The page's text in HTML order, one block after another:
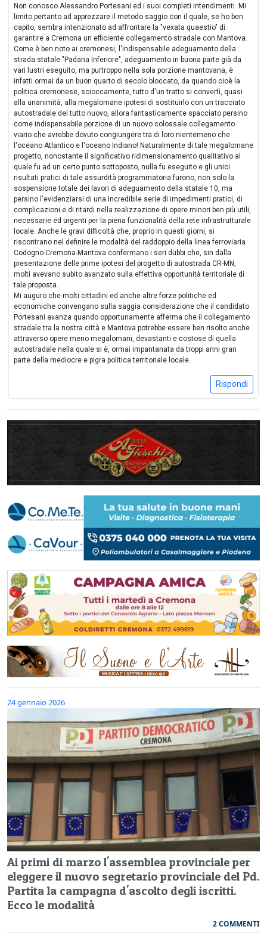
Non conosco Alessandro Portesani ed i suoi completi intendimenti. Mi
limito pertanto ad apprezzare il metodo saggio con il quale, se ho ben
capito, sembra intenzionato ad affrontare la "vexata quaestio" di
garantire a Cremona un efficiente collegamento stradale con Mantova.
Come è ben noto ai cremonesi, l'indispensabile adeguamento della
strada statale "Padana Inferiore", adeguamento in buona parte già da
vari lustri eseguito, ma purtroppo nella sola porzione mantovana, è
infatti ormai da un buon quarto di secolo bloccato, da quando cioè la
politica cremonese, scioccamente, tutto d'un tratto si convertì, quasi
alla unanimità, alla megalomane ipotesi di sostituirlo con un tracciato
autostradale del tutto nuovo, allora fantasticamente spacciato persino
come indispensabile porzione di un nuovo colossale collegamento
viario che avrebbe dovuto congiungere tra di loro nientemeno che
l'oceano Atlantico e l'oceano Indiano! Naturalmente di tale megalomane
progetto, nonostante il significativo ridimensionamento qualitativo al
quale fu ad un certo punto sottoposto, nulla fu eseguito e gli unici
risultati pratici di tale assurdità programmatoria furono, non solo la
sospensione totale dei lavori di adeguamento della statale 10, ma
persino l'evidenziarsi di una incredibile serie di impedimenti pratici, di
complicazioni e di ritardi nella realizzazione di opere minori ben più utili,
necessarie ed urgenti per la piena funzionalità della rete infrastrutturale
locale. Anche le gravi difficoltà che, proprio in questi giorni, si
riscontrano nel definire le modalità del raddoppio della linea ferroviaria
Codogno-Cremona-Mantova confermano i seri dubbi che, sin dalla
presentazione delle prime ipotesi del progetto di autostrada CR-MN,
molti avevano subito avanzato sulla effettiva opportunità territoriale di
tale proposta.
Mi auguro che molti cittadini ed anche altre forze politiche ed
economiche convengano sulla saggia considerazione che il candidato
Portesani avanza quando opportunamente afferma che il collegamento
stradale tra la nostra città e Mantova potrebbe essere ben risolto anche
attraverso opere meno megalomani, devastanti e costose di quella
autostradale nella quale si è, ormai impantanata da troppi anni gran
parte della mediocre e pigra politica territoriale locale.
Rispondi
24 gennaio 2026
Ai primi di marzo l'assemblea provinciale per
eleggere il nuovo segretario provinciale del Pd.
Partita la campagna d'ascolto degli iscritti.
Ecco le modalità
2 COMMENTI